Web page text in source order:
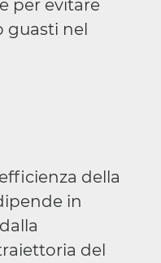
per evitare
guasti nel
della
in
del